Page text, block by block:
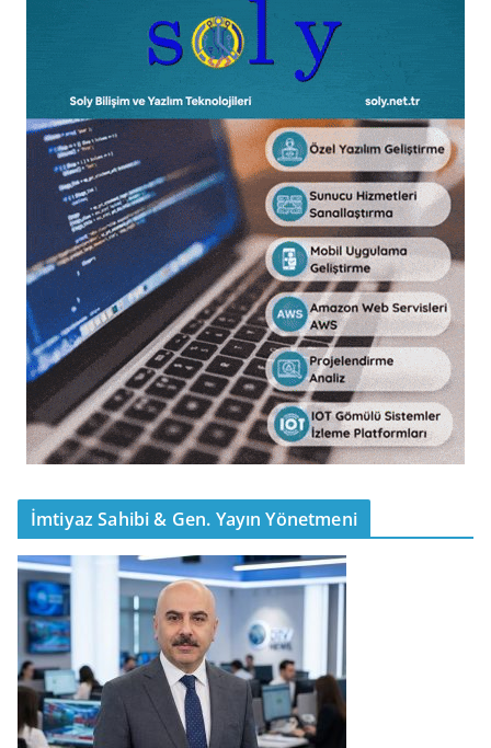
İmtiyaz Sahibi & Gen. Yayın Yönetmeni